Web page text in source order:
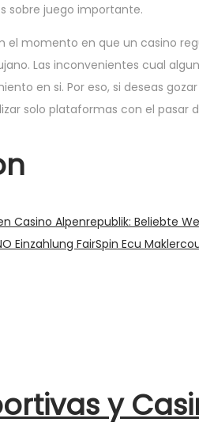
sobre juego importante.
el momento en que un casino
Las inconvenientes cual
en si. Por eso, si deseas
solo plataformas con el
Casino Alpenrepublik: Beliebte
Einzahlung FairSpin Ecu
y